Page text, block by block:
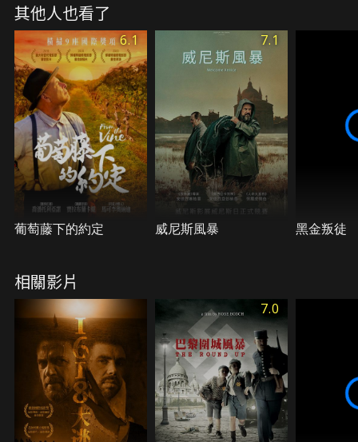
其他人也看了
6.1
葡萄藤下的約定
7.1
威尼斯風暴 黑金叛徒
相關影片
7.0